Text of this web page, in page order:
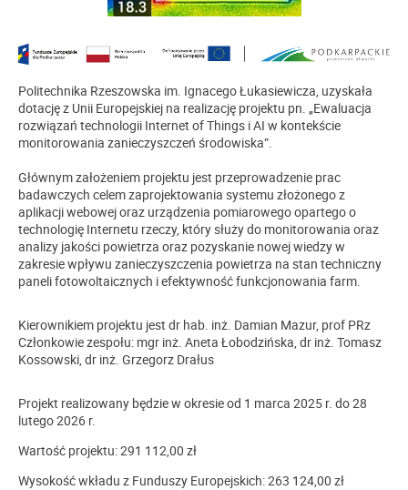
Politechnika Rzeszowska im. Ignacego Łukasiewicza, uzyskała
dotację z Unii Europejskiej na realizację projektu pn. „Ewaluacja
rozwiązań technologii Internet of Things i AI w kontekście
monitorowania zanieczyszczeń środowiska”.
Głównym założeniem projektu jest przeprowadzenie prac
badawczych celem zaprojektowania systemu złożonego z
aplikacji webowej oraz urządzenia pomiarowego opartego o
technologię Internetu rzeczy, który służy do monitorowania oraz
analizy jakości powietrza oraz pozyskanie nowej wiedzy w
zakresie wpływu zanieczyszczenia powietrza na stan techniczny
paneli fotowoltaicznych i efektywność funkcjonowania farm.
Kierownikiem projektu jest dr hab. inż. Damian Mazur, prof PRz
Członkowie zespołu: mgr inż. Aneta Łobodzińska, dr inż. Tomasz
Kossowski, dr inż. Grzegorz Drałus
Projekt realizowany będzie w okresie od 1 marca 2025 r. do 28
lutego 2026 r.
Wartość projektu: 291 112,00 zł
Wysokość wkładu z Funduszy Europejskich: 263 124,00 zł